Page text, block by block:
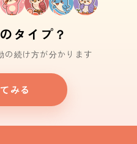
タイプ？
の続け方が分かります
みる